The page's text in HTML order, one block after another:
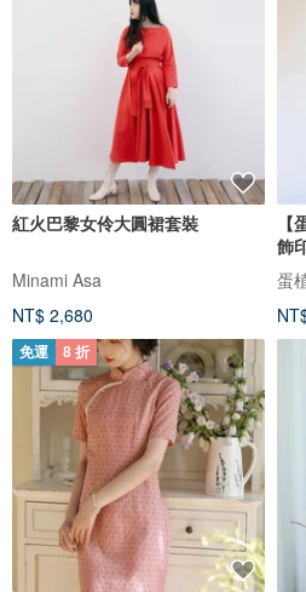
紅火巴黎女伶大圓裙套裝
Minami Asa
NT$ 2,680
飾
蛋
免運 8 折